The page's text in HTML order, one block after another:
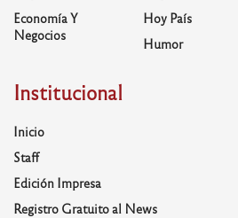
Economía Y
Negocios
Hoy País
Humor
Institucional
Inicio
Staff
Edición Impresa
Registro Gratuito al News